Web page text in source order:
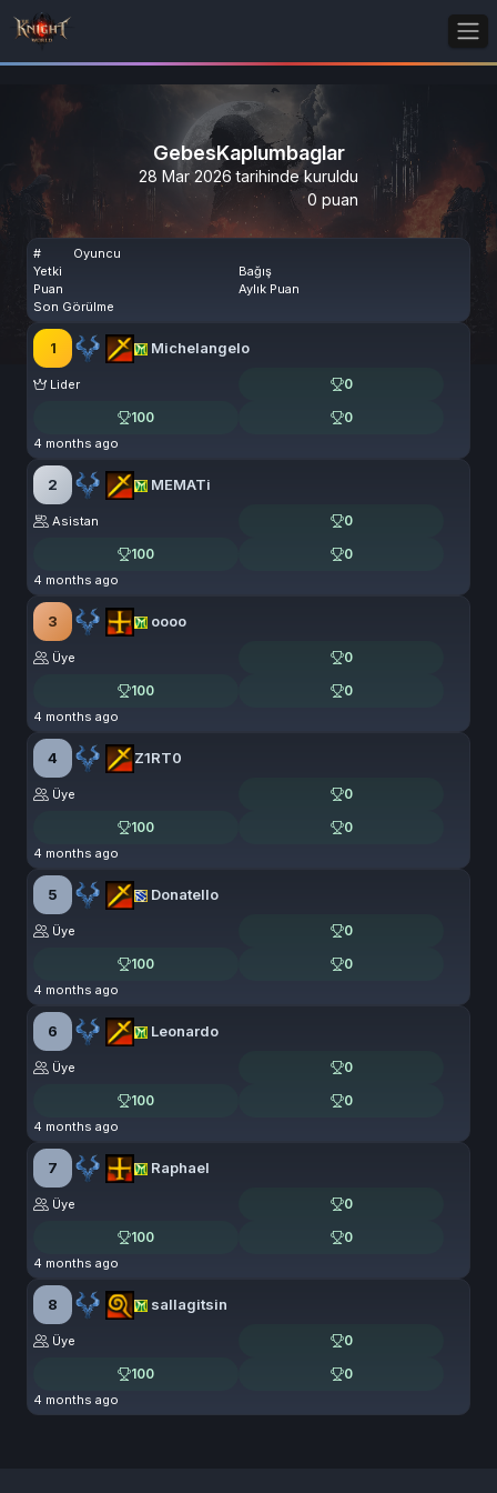
GebesKaplumbaglar
28 Mar 2026 tarihinde kuruldu
0 puan
#
Oyuncu
Yetki
Bağış
Puan
Aylık Puan
Son Görülme
1 Michelangelo
Lider
0
100
0
4 months ago
2 MEMATi
Asistan
0
100
0
4 months ago
3 oooo
Üye
0
100
0
4 months ago
4 Z1RT0
Üye
0
100
0
4 months ago
5 Donatello
Üye
0
100
0
4 months ago
6 Leonardo
Üye
0
100
0
4 months ago
7 Raphael
Üye
0
100
0
4 months ago
8 sallagitsin
Üye
0
100
0
4 months ago